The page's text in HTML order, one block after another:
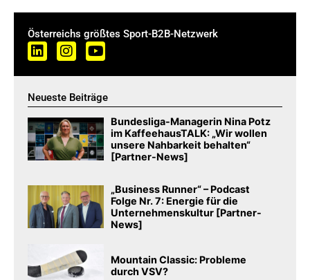
Österreichs größtes Sport-B2B-Netzwerk
Neueste Beiträge
Bundesliga-Managerin Nina Potz
im KaffeehausTALK: „Wir wollen
unsere Nahbarkeit behalten“
[Partner-News]
„Business Runner“ – Podcast
Folge Nr. 7: Energie für die
Unternehmenskultur [Partner-
News]
Mountain Classic: Probleme
durch VSV?